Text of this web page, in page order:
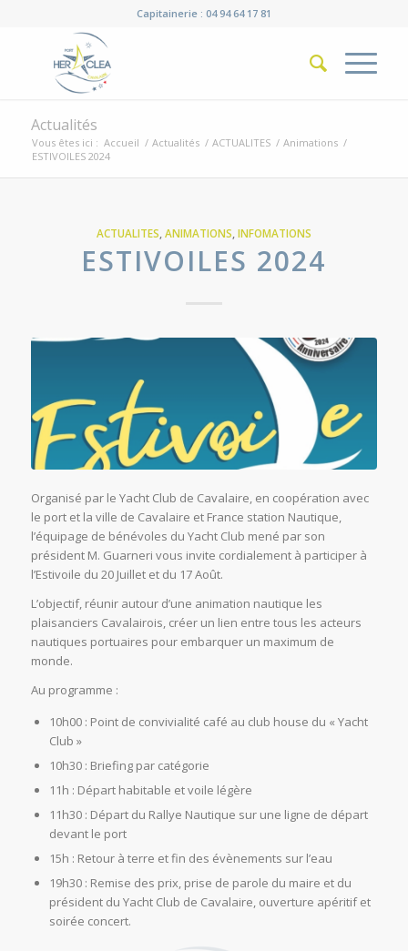
Capitainerie : 04 94 64 17 81
Actualités
Vous êtes ici : Accueil / Actualités / ACTUALITES / Animations /
ESTIVOILES 2024
ACTUALITES ANIMATIONS INFOMATIONS
ESTIVOILES 2024
Organisé par le Yacht Club de Cavalaire, en coopération avec
le port et la ville de Cavalaire et France station Nautique,
l’équipage de bénévoles du Yacht Club mené par son
président M. Guarneri vous invite cordialement à participer à
l’Estivoile du 20 Juillet et du 17 Août.
L’objectif, réunir autour d’une animation nautique les
plaisanciers Cavalairois, créer un lien entre tous les acteurs
nautiques portuaires pour embarquer un maximum de
monde.
Au programme :
10h00 : Point de convivialité café au club house du « Yacht
Club »
10h30 : Briefing par catégorie
11h : Départ habitable et voile légère
11h30 : Départ du Rallye Nautique sur une ligne de départ
devant le port
15h : Retour à terre et fin des évènements sur l’eau
19h30 : Remise des prix, prise de parole du maire et du
président du Yacht Club de Cavalaire, ouverture apéritif et
soirée concert.